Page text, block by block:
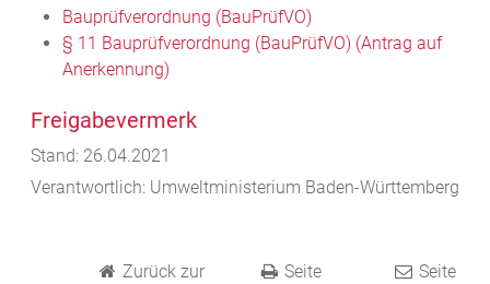
Bauprüfverordnung (BauPrüfVO)
§ 11 Bauprüfverordnung (BauPrüfVO) (Antrag auf
Anerkennung)
Freigabevermerk
Stand: 26.04.2021
Verantwortlich: Umweltministerium Baden-Württemberg
Zurück zur
Seite
Seite